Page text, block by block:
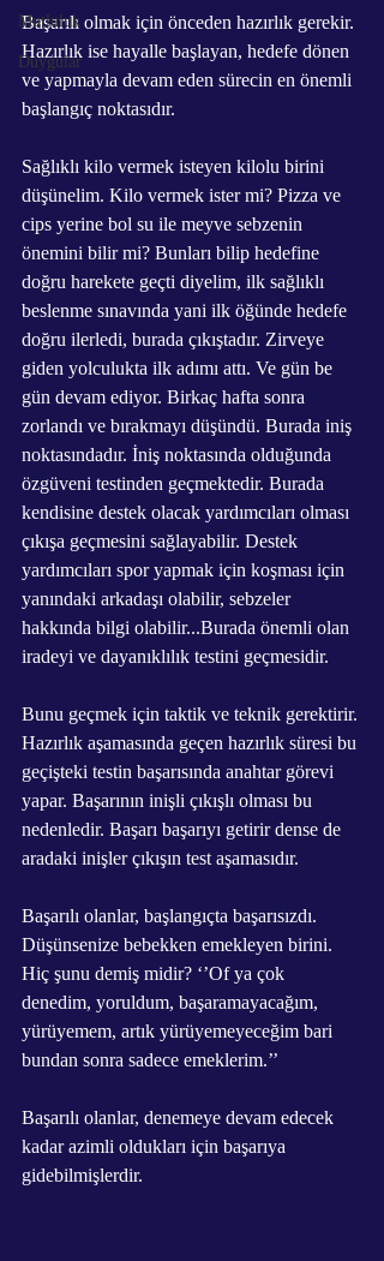
Mutluluk
Duygular
Başarılı olmak için önceden hazırlık gerekir.
Hazırlık ise hayalle başlayan, hedefe dönen
ve yapmayla devam eden sürecin en önemli
başlangıç noktasıdır.
Sağlıklı kilo vermek isteyen kilolu birini
düşünelim. Kilo vermek ister mi? Pizza ve
cips yerine bol su ile meyve sebzenin
önemini bilir mi? Bunları bilip hedefine
doğru harekete geçti diyelim, ilk sağlıklı
beslenme sınavında yani ilk öğünde hedefe
doğru ilerledi, burada çıkıştadır. Zirveye
giden yolculukta ilk adımı attı. Ve gün be
gün devam ediyor. Birkaç hafta sonra
zorlandı ve bırakmayı düşündü. Burada iniş
noktasındadır. İniş noktasında olduğunda
özgüveni testinden geçmektedir. Burada
kendisine destek olacak yardımcıları olması
çıkışa geçmesini sağlayabilir. Destek
yardımcıları spor yapmak için koşması için
yanındaki arkadaşı olabilir, sebzeler
hakkında bilgi olabilir...Burada önemli olan
iradeyi ve dayanıklılık testini geçmesidir.
Bunu geçmek için taktik ve teknik gerektirir.
Hazırlık aşamasında geçen hazırlık süresi bu
geçişteki testin başarısında anahtar görevi
yapar. Başarının inişli çıkışlı olması bu
nedenledir. Başarı başarıyı getirir dense de
aradaki inişler çıkışın test aşamasıdır.
Başarılı olanlar, başlangıçta başarısızdı.
Düşünsenize bebekken emekleyen birini.
Hiç şunu demiş midir? ‘’Of ya çok
denedim, yoruldum, başaramayacağım,
yürüyemem, artık yürüyemeyeceğim bari
bundan sonra sadece emeklerim.’’
Başarılı olanlar, denemeye devam edecek
kadar azimli oldukları için başarıya
gidebilmişlerdir.